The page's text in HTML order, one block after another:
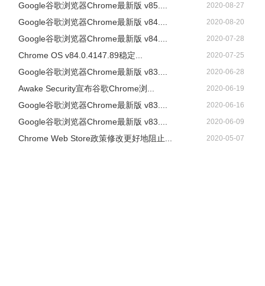
Google谷歌浏览器Chrome最新版 v85.... 2020-08-27
Google谷歌浏览器Chrome最新版 v84.... 2020-08-20
Google谷歌浏览器Chrome最新版 v84.... 2020-07-28
Chrome OS v84.0.4147.89稳定... 2020-07-25
Google谷歌浏览器Chrome最新版 v83.... 2020-06-28
Awake Security宣布谷歌Chrome浏... 2020-06-19
Google谷歌浏览器Chrome最新版 v83.... 2020-06-16
Google谷歌浏览器Chrome最新版 v83.... 2020-06-09
Chrome Web Store政策修改更好地阻止... 2020-05-07